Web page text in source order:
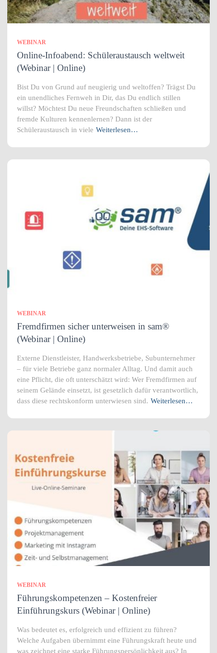
WEBINAR
Online-Infoabend: Schüleraustausch weltweit
(Webinar | Online)
Bist Du von Grund auf neugierig und weltoffen? Trägst Du
ein unendliches Fernweh in Dir, das Du endlich stillen
willst? Möchtest Du neue Freundschaften schließen und
fremde Kulturen kennenlernen? Dann ist der
Schüleraustausch in viele Weiterlesen…
WEBINAR
Fremdfirmen sicher unterweisen in sam®
(Webinar | Online)
Externe Dienstleister, Handwerksbetriebe, Subunternehmer
– für viele Betriebe ganz normaler Alltag. Und damit auch
eine Pflicht, die oft unterschätzt wird: Wer Fremdfirmen auf
seinem Gelände einsetzt, ist gesetzlich dafür verantwortlich,
dass diese rechtskonform unterwiesen sind. Weiterlesen…
WEBINAR
Führungskompetenzen – Kostenfreier
Einführungskurs (Webinar | Online)
Was bedeutet es, erfolgreich und effizient zu führen?
Welche Aufgaben übernimmt eine Führungskraft heute und
was zeichnet eine starke Führungspersönlichkeit aus? In